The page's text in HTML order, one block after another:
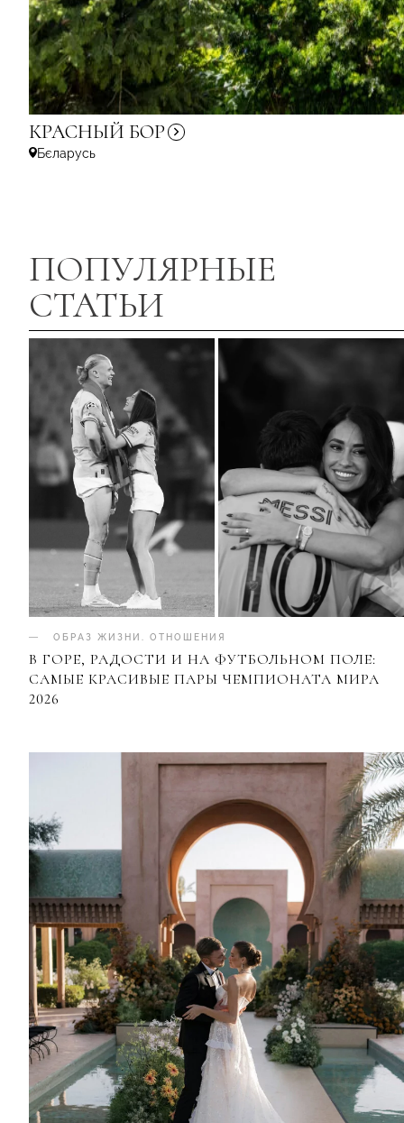
КРАСНЫЙ БОР
Бєларусь
ПОПУЛЯРНЫЕ
СТАТЬИ
ОБРАЗ ЖИЗНИ . ОТНОШЕНИЯ
В ГОРЕ, РАДОСТИ И НА ФУТБОЛЬНОМ ПОЛЕ:
САМЫЕ КРАСИВЫЕ ПАРЫ ЧЕМПИОНАТА МИРА
2026